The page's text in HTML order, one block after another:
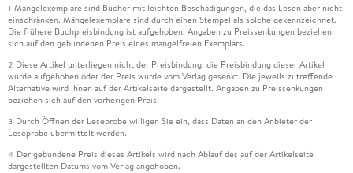
1 Mängelexemplare sind Bücher mit leichten Beschädigungen, die das Lesen aber nicht
einschränken. Mängelexemplare sind durch einen Stempel als solche gekennzeichnet.
Die frühere Buchpreisbindung ist aufgehoben. Angaben zu Preissenkungen beziehen
sich auf den gebundenen Preis eines mangelfreien Exemplars.
2 Diese Artikel unterliegen nicht der Preisbindung, die Preisbindung dieser Artikel
wurde aufgehoben oder der Preis wurde vom Verlag gesenkt. Die jeweils zutreffende
Alternative wird Ihnen auf der Artikelseite dargestellt. Angaben zu Preissenkungen
beziehen sich auf den vorherigen Preis.
3 Durch Öffnen der Leseprobe willigen Sie ein, dass Daten an den Anbieter der
Leseprobe übermittelt werden.
4 Der gebundene Preis dieses Artikels wird nach Ablauf des auf der Artikelseite
dargestellten Datums vom Verlag angehoben.